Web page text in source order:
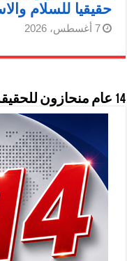
حقيقيا للسلام
7 أغسطس، 2026
14 عام منحازون للحقيقة …